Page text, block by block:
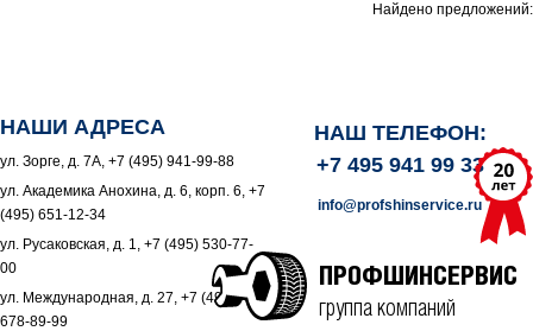
Найдено предложений:
НАШИ АДРЕСА
ул. Зорге, д. 7А, +7 (495) 941-99-88
ул. Академика Анохина, д. 6, корп. 6, +7
(495) 651-12-34
ул. Русаковская, д. 1, +7 (495) 530-77-
00
ул. Международная, д. 27, +7 (495)
678-89-99
НАШ ТЕЛЕФОН:
+7 495 941 99 33
info@profshinservice.ru
ПРОФШИНСЕРВИС
группа компаний